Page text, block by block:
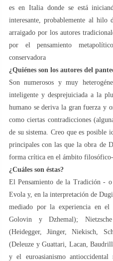
es en Italia donde se está
interesante, probablemente al
arraigado por los autores
por el pensamiento
conservadora
¿Quiénes son los autores del
Son numerosos y muy
inteligente y desprejuiciada a la
humano se deriva la gran fuerza y
como ciertas contradicciones
de su sistema. Creo que es posible
principales con las que la obra de
forma crítica en el ámbito filosófico-
¿Cuáles son éstas?
El Pensamiento de la Tradición -
Evola y, en la interpretación de
mediado por la experiencia en el
Golovin y Dzhemal);
(Heidegger, Jünger, Niekisch,
(Deleuze y Guattari, Lacan,
y el euroasianismo antioccidental